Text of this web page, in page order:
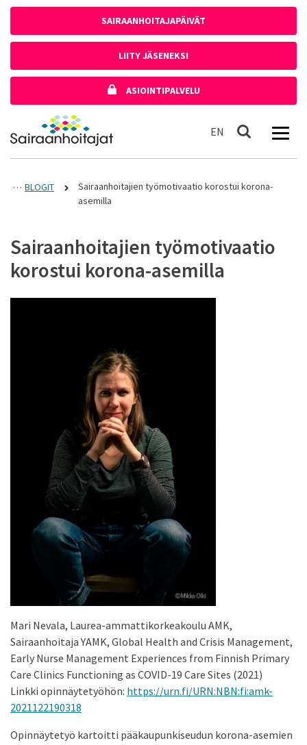
SAIRAANHOITAJAPÄIVÄT
LIITY JÄSENEKSI
ASIOINTIPALVELU
Etusivulle
EN In English
Haku
BLOGIT
Sairaanhoitajien työmotivaatio korostui korona-
asemilla
Sairaanhoitajien työmotivaatio
korostui korona-asemilla
Mari Nevala, Laurea-ammattikorkeakoulu AMK,
Sairaanhoitaja YAMK, Global Health and Crisis Management,
Early Nurse Management Experiences from Finnish Primary
Care Clinics Functioning as COVID-19 Care Sites (2021)
Linkki opinnäytetyöhön: https://urn.fi/URN:NBN:fi:amk-
2021122190318
Opinnäytetyö kartoitti pääkaupunkiseudun korona-asemien